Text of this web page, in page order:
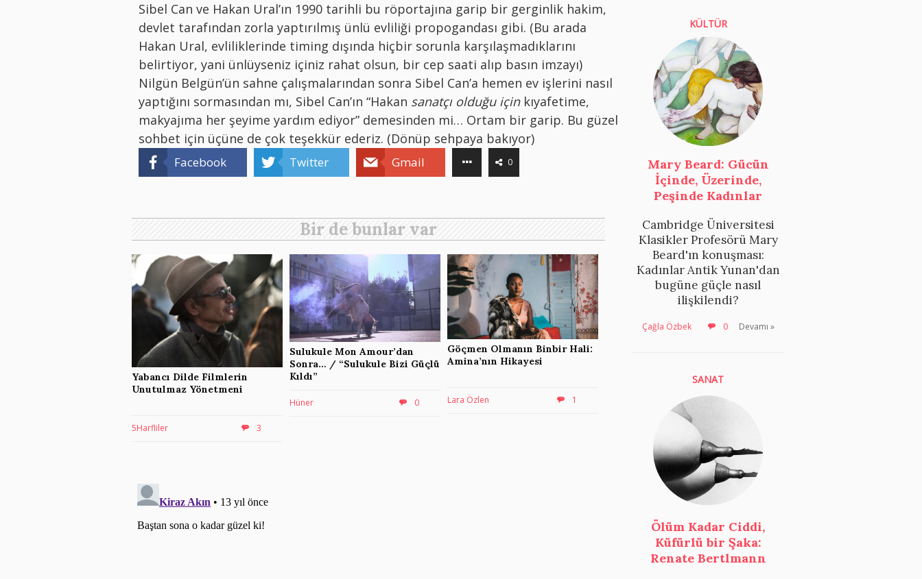
Sibel Can ve Hakan Ural’ın 1990 tarihli bu röportajına garip bir gerginlik hakim,
devlet tarafından zorla yaptırılmış ünlü evliliği propogandası gibi. (Bu arada
Hakan Ural, evliliklerinde timing dışında hiçbir sorunla karşılaşmadıklarını
belirtiyor, yani ünlüyseniz içiniz rahat olsun, bir cep saati alıp basın imzayı)
Nilgün Belgün’ün sahne çalışmalarından sonra Sibel Can’a hemen ev işlerini nasıl
yaptığını sormasından mı, Sibel Can’ın “Hakan sanatçı olduğu içinkıyafetime,
makyajıma her şeyime yardım ediyor” demesinden mi… Ortam bir garip. Bu güzel
sohbet için üçüne de çok teşekkür ederiz. (Dönüp sehpaya bakıyor)
Facebook Twitter Gmail 0
KÜLTÜR
Mary Beard: Gücün
İçinde, Üzerinde,
Peşinde Kadınlar
Cambridge Üniversitesi
Klasikler Profesörü Mary
Beard'ın konuşması:
Kadınlar Antik Yunan'dan
bugüne güçle nasıl
ilişkilendi?
Çağla Özbek 0 Devamı »
SANAT
Ölüm Kadar Ciddi,
Küfürlü bir Şaka:
Renate Bertlmann
Bir de bunlar var
Yabancı Dilde Filmlerin
Unutulmaz Yönetmeni
5Harfliler 3
Sulukule Mon Amour’dan
Sonra… / “Sulukule Bizi Güçlü
Kıldı”
Hüner 0
Göçmen Olmanın Binbir Hali:
Amina’nın Hikayesi
Lara Özlen 1